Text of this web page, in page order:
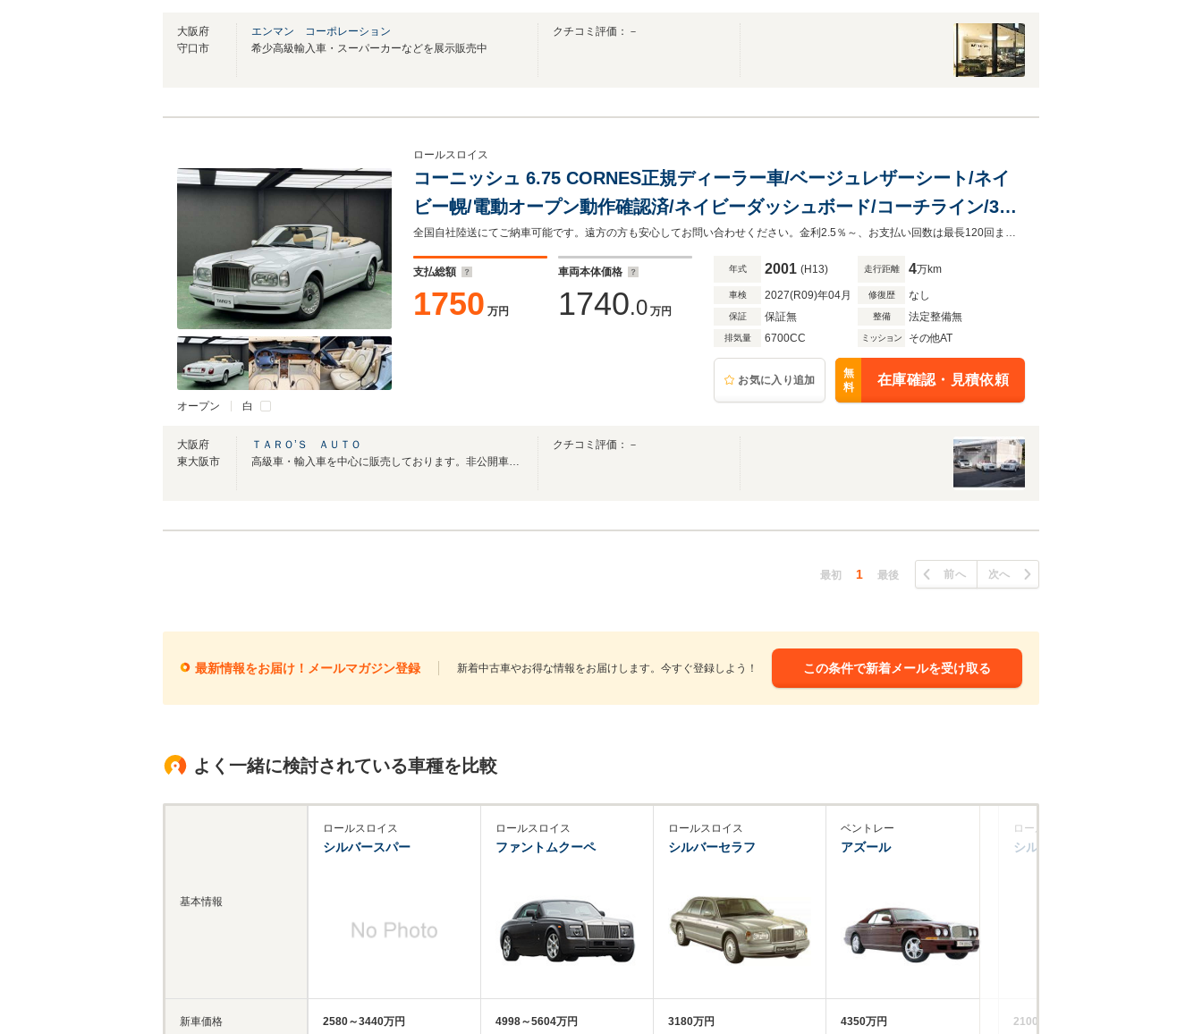
大阪府
守口市
エンマン コーポレーション
希少高級輸入車・スーパーカーなどを展示販売中
クチコミ評価：－
オープン 白
ロールスロイス
コーニッシュ 6.75 CORNES正規ディーラー車/ベージュレザーシート/ネイ
ビー幌/電動オープン動作確認済/ネイビーダッシュボード/コーチライン/3層
ウッドパネル(インレイライン)/17インチクロームAW/シートヒーター/バッ
クカメラ
全国自社陸送にてご納車可能です。遠方の方も安心してお問い合わせください。金利2.5％～、お支払い回数は最長120回までお選びいただけます。事前審査もご相談ください。
支払総額
1750 万円
車両本体価格
1740.0 万円
年式 2001 (H13) 走行距離 4万km
車検 2027(R09)年04月 修復歴 なし
保証 保証無 整備 法定整備無
排気量 6700CC ミッション その他AT
お気に入り追加
無
料
在庫確認・見積依頼
大阪府
東大阪市
ＴＡＲＯ’Ｓ ＡＵＴＯ
高級車・輸入車を中心に販売しております。非公開車両多数の為、来店予約制となります
クチコミ評価：－
最初 1 最後 前へ 次へ
最新情報をお届け！メールマガジン登録 新着中古車やお得な情報をお届けします。今すぐ登録しよう！ この条件で新着メールを受け取る
よく一緒に検討されている車種を比較
基本情報
新車価格
ロールスロイス
シルバースパー
2580～3440万円
ロールスロイス
ファントムクーペ
4998～5604万円
ロールスロイス
シルバーセラフ
3180万円
ベントレー
アズール
4350万円
ロールスロイス
シルバースピリット
2100万円